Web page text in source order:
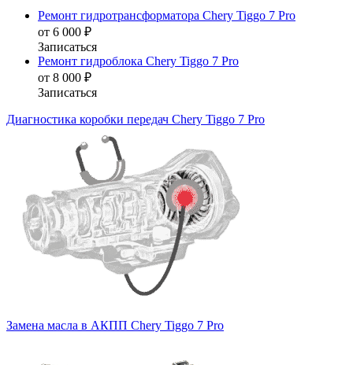
Ремонт гидротрансформатора Chery Tiggo 7 Pro
от 6 000 ₽
Записаться
Ремонт гидроблока Chery Tiggo 7 Pro
от 8 000 ₽
Записаться
Диагностика коробки передач Chery Tiggo 7 Pro
Замена масла в АКПП Chery Tiggo 7 Pro